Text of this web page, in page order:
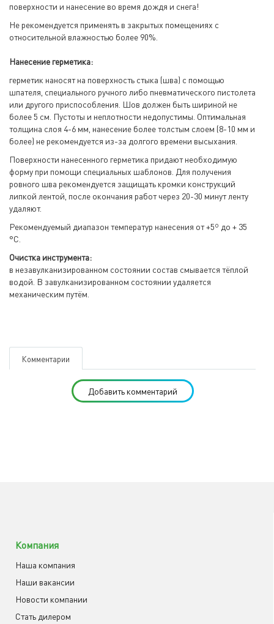
поверхности и нанесение во время дождя и снега!
Не рекомендуется применять в закрытых помещениях с
относительной влажностью более 90%.
Нанесение герметика:
герметик наносят на поверхность стыка (шва) с помощью
шпателя, специального ручного либо пневматического пистолета
или другого приспособления. Шов должен быть шириной не
более 5 см. Пустоты и неплотности недопустимы. Оптимальная
толщина слоя 4-6 мм, нанесение более толстым слоем (8-10 мм и
более) не рекомендуется из-за долгого времени высыхания.
Поверхности нанесенного герметика придают необходимую
форму при помощи специальных шаблонов. Для получения
ровного шва рекомендуется защищать кромки конструкций
липкой лентой, после окончания работ через 20-30 минут ленту
удаляют.
Рекомендуемый диапазон температур нанесения от +5º до + 35
°С.
Очистка инструмента:
в незавулканизированном состоянии состав смывается тёплой
водой. В завулканизированном состоянии удаляется
механическим путём.
Комментарии
Добавить комментарий
Компания
Наша компания
Наши вакансии
Новости компании
Cтать дилером